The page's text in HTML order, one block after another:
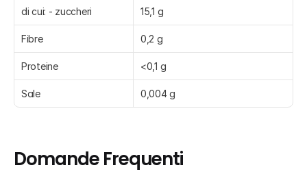
di cui: - zuccheri 15,1 g
Fibre 0,2 g
Proteine <0,1 g
Sale 0,004 g
Domande Frequenti